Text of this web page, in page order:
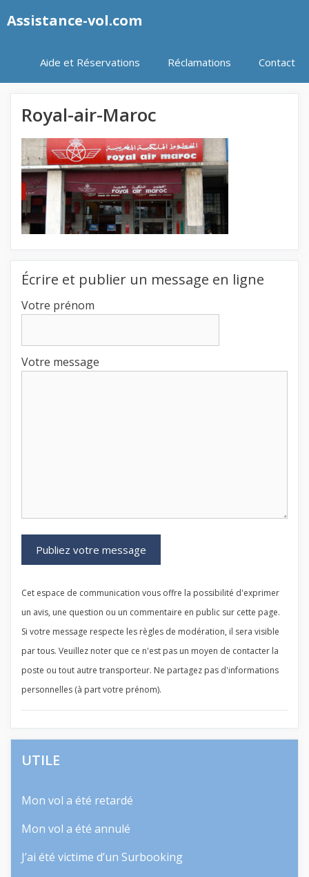
auAssistance-vol.com
Aide et Réservations Réclamations Contact
Royal-air-Maroc
Écrire et publier un message en ligne
Votre prénom
Votre message
Cet espace de communication vous offre la possibilité d'exprimer
un avis, une question ou un commentaire en public sur cette page.
Si votre message respecte les règles de modération, il sera visible
par tous. Veuillez noter que ce n'est pas un moyen de contacter la
poste ou tout autre transporteur. Ne partagez pas d'informations
personnelles (à part votre prénom).
UTILE
Mon vol a été retardé
Mon vol a été annulé
J’ai été victime d’un Surbooking